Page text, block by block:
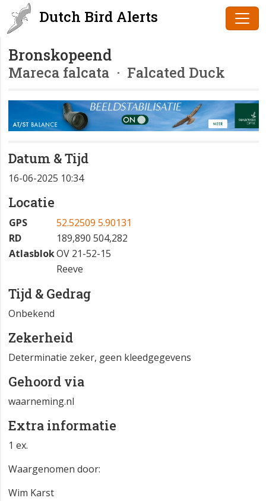
Dutch Bird Alerts
Bronskopeend
Mareca falcata · Falcated Duck
Datum & Tijd
16-06-2025 10:34
Locatie
GPS
52.52509 5.90131
RD
189,890 504,282
AtlasblokOV 21-52-15
Reeve
Tijd & Gedrag
Onbekend
Zekerheid
Determinatie zeker, geen kleedgegevens
Gehoord via
waarneming.nl
Extra informatie
1 ex.
Waargenomen door:
Wim Karst